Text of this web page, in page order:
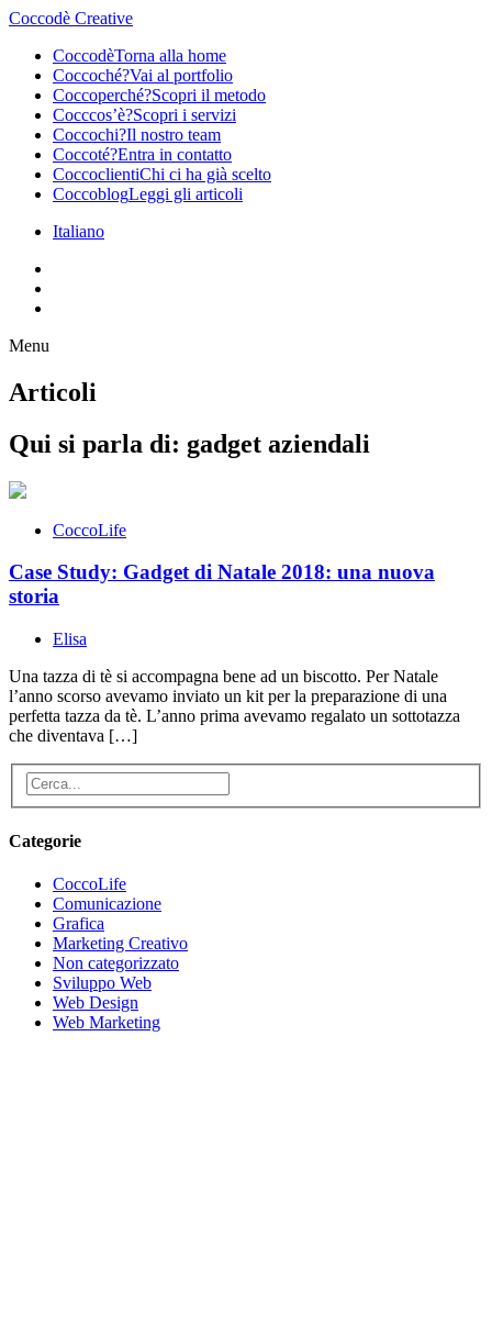
Coccodè Creative
CoccodèTorna alla home
Coccoché?Vai al portfolio
Coccoperché?Scopri il metodo
Cocccos’è?Scopri i servizi
Coccochi?Il nostro team
Coccoté?Entra in contatto
CoccoclientiChi ci ha già scelto
CoccoblogLeggi gli articoli
Italiano
Menu
Articoli
Qui si parla di: gadget aziendali
CoccoLife
Case Study: Gadget di Natale 2018: una nuova
storia
Elisa
Una tazza di tè si accompagna bene ad un biscotto. Per Natale
l’anno scorso avevamo inviato un kit per la preparazione di una
perfetta tazza da tè. L’anno prima avevamo regalato un sottotazza
che diventava […]
Categorie
CoccoLife
Comunicazione
Grafica
Marketing Creativo
Non categorizzato
Sviluppo Web
Web Design
Web Marketing